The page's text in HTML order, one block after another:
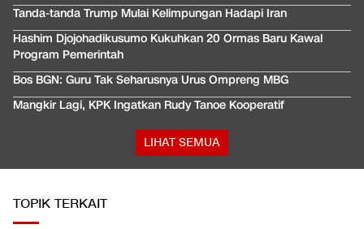
Tanda-tanda Trump Mulai Kelimpungan Hadapi Iran
Hashim Djojohadikusumo Kukuhkan 20 Ormas Baru Kawal
Program Pemerintah
Bos BGN: Guru Tak Seharusnya Urus Ompreng MBG
Mangkir Lagi, KPK Ingatkan Rudy Tanoe Kooperatif
LIHAT SEMUA
TOPIK TERKAIT